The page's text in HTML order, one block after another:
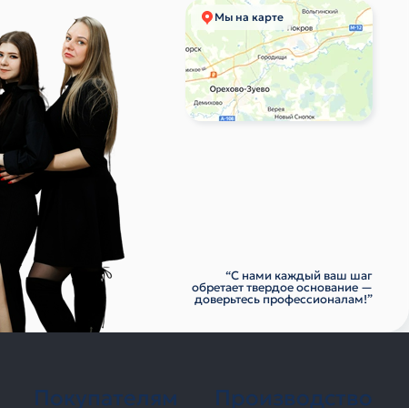
Мы на карте
“С нами каждый ваш шаг
обретает твердое основание —
доверьтесь профессионалам!”
Покупателям Производство